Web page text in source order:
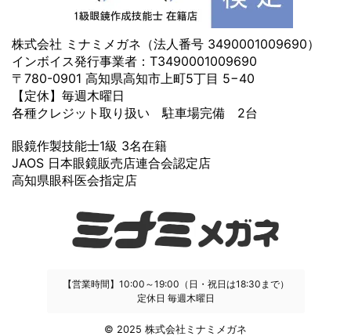
株式会社 ミナミメガネ（法人番号 3490001009690）
インボイス発行事業者：T3490001009690
〒780-0901 高知県高知市上町5丁目 5−40
【定休】毎週木曜日
各種クレジット取り扱い 駐車場完備 2台
眼鏡作製技能士1級 3名在籍
JAOS 日本眼鏡販売店連合会認定店
高知県眼科医会指定店
【営業時間】10:00～19:00（日・祝日は18:30まで）
定休日 毎週木曜日
© 2025 株式会社ミナミメガネ